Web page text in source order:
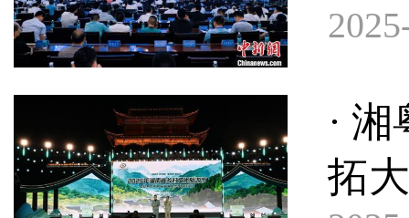
·
拓